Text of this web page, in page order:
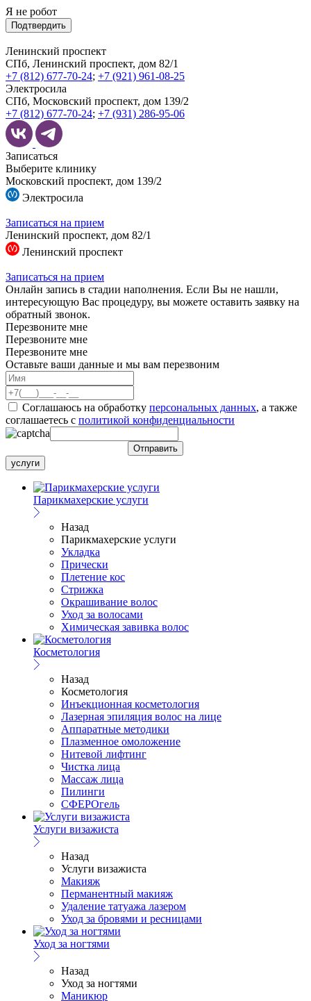
Я не робот
Подтвердить
Ленинский проспект
СПб, Ленинский проспект, дом 82/1
+7 (812) 677-70-24; +7 (921) 961-08-25
Электросила
СПб, Московский проспект, дом 139/2
+7 (812) 677-70-24; +7 (931) 286-95-06
Записаться
Выберите клинику
Московский проспект, дом 139/2
Электросила
Записаться на прием
Ленинский проспект, дом 82/1
Ленинский проспект
Записаться на прием
Онлайн запись в стадии наполнения. Если Вы не нашли,
интересующую Вас процедуру, вы можете оставить заявку на
обратный звонок.
Перезвоните мне
Перезвоните мне
Перезвоните мне
Оставьте ваши данные и мы вам перезвоним
Соглашаюсь на обработку персональных данных, а также
соглашаетесь c политикой конфиденциальности
услуги
Парикмахерские услуги
Назад
Парикмахерские услуги
Укладка
Прически
Плетение кос
Стрижка
Окрашивание волос
Уход за волосами
Химическая завивка волос
Косметология
Назад
Косметология
Инъекционная косметология
Лазерная эпиляция волос на лице
Аппаратные методики
Плазменное омоложение
Нитевой лифтинг
Чистка лица
Массаж лица
Пилинги
СФЕРОгель
Услуги визажиста
Назад
Услуги визажиста
Макияж
Перманентный макияж
Удаление татуажа лазером
Уход за бровями и ресницами
Уход за ногтями
Назад
Уход за ногтями
Маникюр